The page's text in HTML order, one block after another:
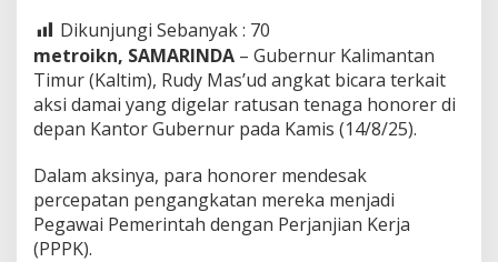
Dikunjungi Sebanyak : 70
metroikn, SAMARINDA – Gubernur Kalimantan
Timur (Kaltim), Rudy Mas’ud angkat bicara terkait
aksi damai yang digelar ratusan tenaga honorer di
depan Kantor Gubernur pada Kamis (14/8/25).
Dalam aksinya, para honorer mendesak
percepatan pengangkatan mereka menjadi
Pegawai Pemerintah dengan Perjanjian Kerja
(PPPK).